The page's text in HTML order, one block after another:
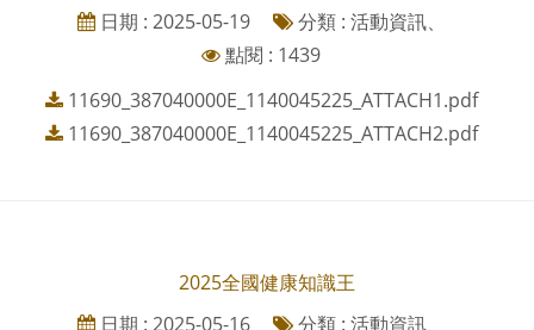
日期 : 2025-05-19
分類 : 活動資訊、
點閱 : 1439
11690_387040000E_1140045225_ATTACH1.pdf
11690_387040000E_1140045225_ATTACH2.pdf
2025全國健康知識王
日期 : 2025-05-16
分類 : 活動資訊、